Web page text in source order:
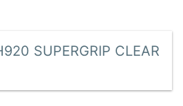
SUPERGRIP CLEAR